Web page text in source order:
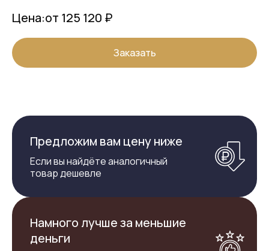
Цена:от 125 120 ₽
Заказать
Предложим вам цену ниже
Если вы найдёте аналогичный
товар дешевле
Намного лучше за меньшие
деньги